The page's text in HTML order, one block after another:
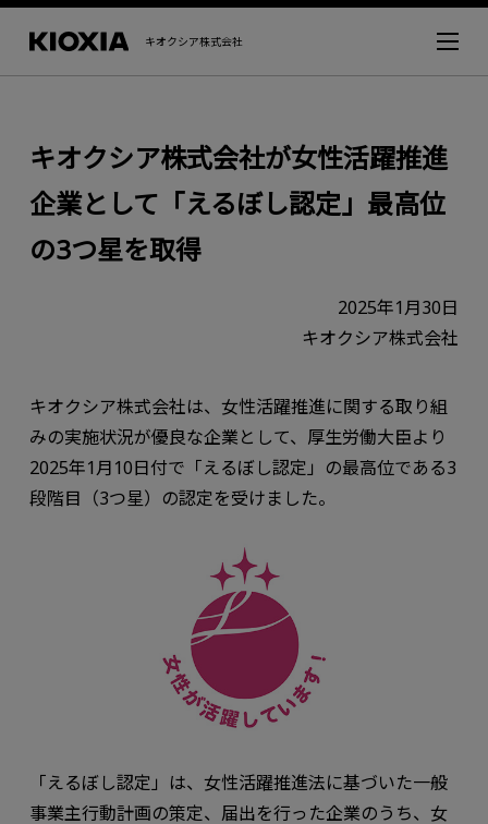
キオクシア株式会社
キオクシア株式会社が女性活躍推進
企業として「えるぼし認定」最高位
の3つ星を取得
2025年1月30日
キオクシア株式会社
キオクシア株式会社は、女性活躍推進に関する取り組
みの実施状況が優良な企業として、厚生労働大臣より
2025年1月10日付で「えるぼし認定」の最高位である3
段階目（3つ星）の認定を受けました。
「えるぼし認定」は、女性活躍推進法に基づいた一般
事業主行動計画の策定、届出を行った企業のうち、女